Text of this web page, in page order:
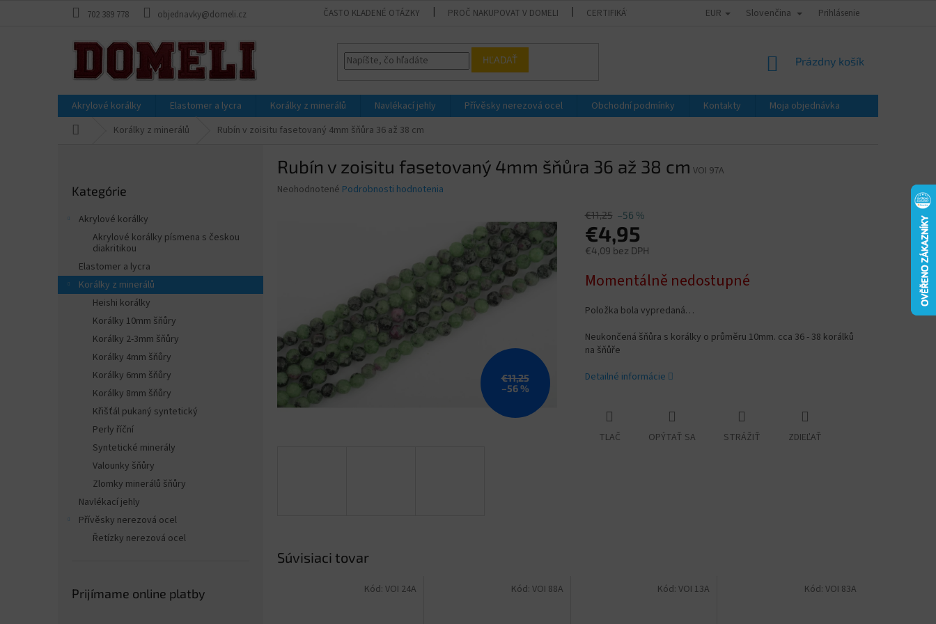
702 389 778 objednavky@domeli.cz ČASTO KLADENÉ OTÁZKY PROČ NAKUPOVAT V DOMELI CERTIFIKÁTY - ZNALECKÉ POSUDKY OBCHODNÍ PODMÍNKY
EUR Slovenčina Prihlásenie
HĽADAŤ
NÁKUPNÝ
Prázdny košík
Akrylové korálky Elastomer a lycra Korálky z minerálů Navlékací jehly Přívěsky nerezová ocel Obchodní podmínky Kontakty
Moja objednávka
Korálky z minerálů Rubín v zoisitu fasetovaný 4mm šňůra 36 až 38 cm
e
l
kategórie
Kategórie
Akrylové korálky
Akrylové korálky písmena s českou
diakritikou
Elastomer a lycra
Korálky z minerálů
Heishi korálky
Korálky 10mm šňůry
Korálky 2-3mm šňůry
Korálky 4mm šňůry
Korálky 6mm šňůry
Korálky 8mm šňůry
Křišťál pukaný syntetický
Perly říční
Syntetické minerály
Valounky šňůry
Zlomky minerálů šňůry
Navlékací jehly
Přívěsky nerezová ocel
Řetízky nerezová ocel
Prijímame online platby
Rubín v zoisitu fasetovaný 4mm šňůra 36 až 38 cm VOI 97A
Priemerné
Neohodnotené Podrobnosti hodnotenia
€11,25
–56 %
€11,25 –56 %
€4,95
€4,09 bez DPH
cena:
Momentálně nedostupné
Položka bola vypredaná…
Neukončená šňůra s korálky o průměru 10mm. cca 36 - 38 korálků
na šňůře
Detailné informácie
TLAČ OPÝTAŤ SA STRÁŽIŤ ZDIEĽAŤ
Súvisiaci tovar
Kód: VOI 24A Kód: VOI 88A Kód:VOI 13A Kód: VOI 83A